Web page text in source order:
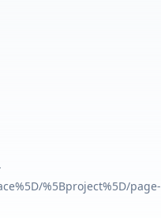
%5Bproject%5D/page-